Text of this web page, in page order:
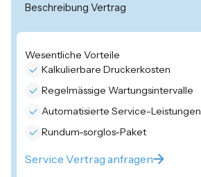
Beschreibung Vertrag
Wesentliche Vorteile
Kalkulierbare Druckerkosten
Regelmässige Wartungsintervalle
Automatisierte Service-Leistungen
Rundum-sorglos-Paket
Service Vertrag anfragen